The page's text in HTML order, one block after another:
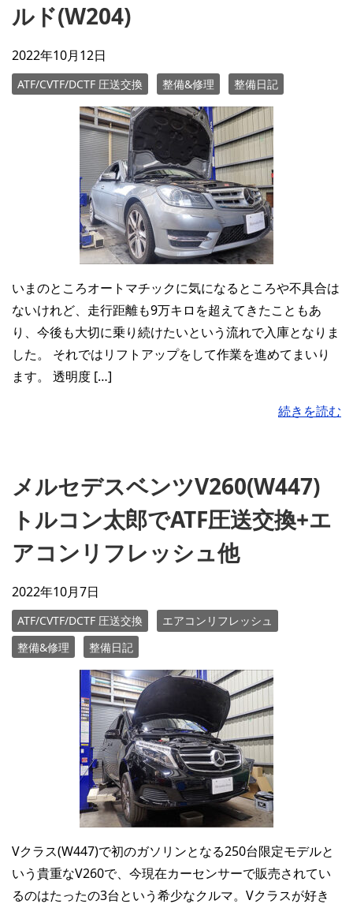
ルド(W204)
2022年10月12日
ATF/CVTF/DCTF 圧送交換 整備&修理 整備日記
いまのところオートマチックに気になるところや不具合は
ないけれど、走行距離も9万キロを超えてきたこともあ
り、今後も大切に乗り続けたいという流れで入庫となりま
した。 それではリフトアップをして作業を進めてまいり
ます。 透明度 […]
続きを読む
メルセデスベンツV260(W447)
トルコン太郎でATF圧送交換+エ
アコンリフレッシュ他
2022年10月7日
ATF/CVTF/DCTF 圧送交換
エアコンリフレッシュ
整備&修理
整備日記
Vクラス(W447)で初のガソリンとなる250台限定モデルと
いう貴重なV260で、今現在カーセンサーで販売されてい
るのはたったの3台という希少なクルマ。Vクラスが好き